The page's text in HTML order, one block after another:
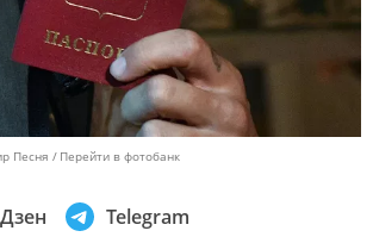
Песня Перейти в фотобанк
Дзен Telegram